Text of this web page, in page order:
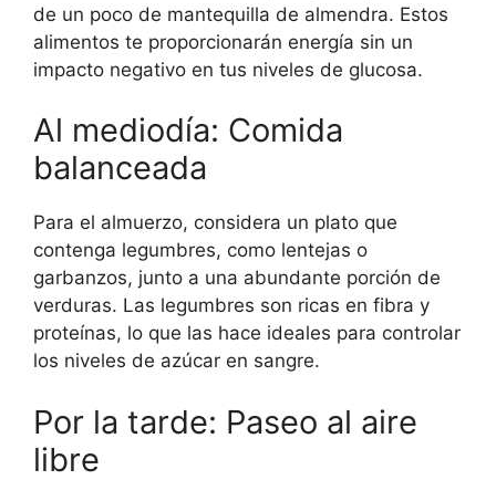
de un poco de mantequilla de almendra. Estos
alimentos te proporcionarán energía sin un
impacto negativo en tus niveles de glucosa.
Al mediodía: Comida
balanceada
Para el almuerzo, considera un plato que
contenga legumbres, como lentejas o
garbanzos, junto a una abundante porción de
verduras. Las legumbres son ricas en fibra y
proteínas, lo que las hace ideales para controlar
los niveles de azúcar en sangre.
Por la tarde: Paseo al aire
libre